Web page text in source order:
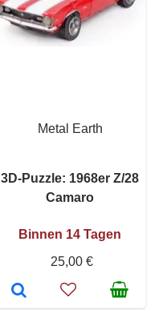
Metal Earth
3D-Puzzle: 1968er Z/28
Camaro
Binnen 14 Tagen
25,00 €